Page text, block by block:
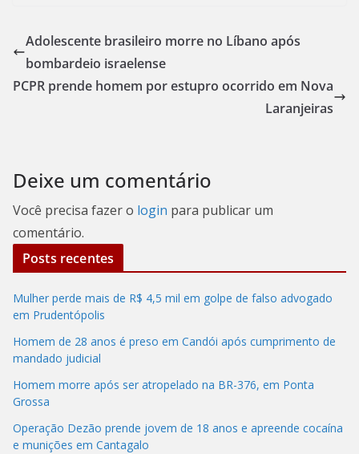
Adolescente brasileiro morre no Líbano após
bombardeio israelense
PCPR prende homem por estupro ocorrido em Nova
Laranjeiras
Deixe um comentário
Você precisa fazer o login para publicar um
comentário.
Posts recentes
Mulher perde mais de R$ 4,5 mil em golpe de falso advogado
em Prudentópolis
Homem de 28 anos é preso em Candói após cumprimento de
mandado judicial
Homem morre após ser atropelado na BR-376, em Ponta
Grossa
Operação Dezão prende jovem de 18 anos e apreende cocaína
e munições em Cantagalo